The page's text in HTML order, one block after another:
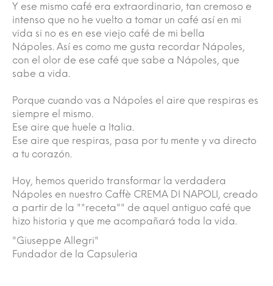
Y ese mismo café era extraordinario, tan cremoso e
intenso que no he vuelto a tomar un café así en mi
vida si no es en ese viejo café de mi bella
Nápoles. Así es como me gusta recordar Nápoles,
con el olor de ese café que sabe a Nápoles, que
sabe a vida.
Porque cuando vas a Nápoles el aire que respiras es
siempre el mismo.
Ese aire que huele a Italia.
Ese aire que respiras, pasa por tu mente y va directo
a tu corazón.
Hoy, hemos querido transformar la verdadera
Nápoles en nuestro Caffè CREMA DI NAPOLI, creado
a partir de la ""receta"" de aquel antiguo café que
hizo historia y que me acompañará toda la vida.
"Giuseppe Allegri"
Fundador de la Capsuleria